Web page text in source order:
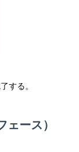
する。
ース）